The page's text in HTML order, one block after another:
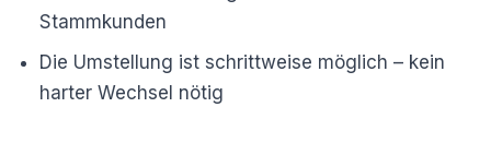
Stammkunden
Die Umstellung ist schrittweise möglich – kein
harter Wechsel nötig